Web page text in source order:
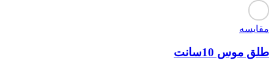
مقایسه
طلق موس 10سانت